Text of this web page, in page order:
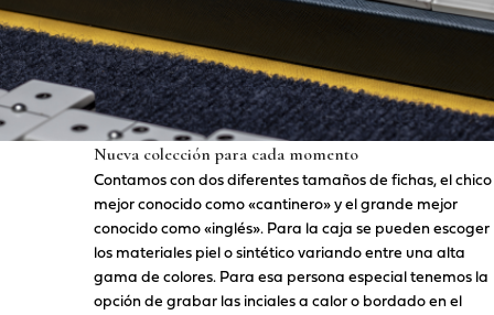
Nueva colección para cada momento
Contamos con dos diferentes tamaños de fichas, el chico
mejor conocido como «cantinero» y el grande mejor
conocido como «inglés». Para la caja se pueden escoger
los materiales piel o sintético variando entre una alta
gama de colores. Para esa persona especial tenemos la
opción de grabar las inciales a calor o bordado en el